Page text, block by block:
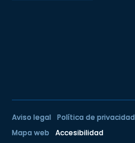
Aviso legal Política de privacidad
Mapa web
Accesibilidad